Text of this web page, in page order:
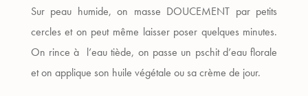
Sur peau humide, on masse DOUCEMENT par petits
cercles et on peut même laisser poser quelques minutes.
On rince à l’eau tiède, on passe un pschit d’eau florale
et on applique son huile végétale ou sa crème de jour.